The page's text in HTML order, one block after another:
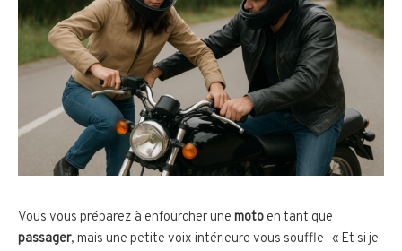
Vous vous préparez à enfourcher une moto en tant que
passager, mais une petite voix intérieure vous souffle : « Et si je